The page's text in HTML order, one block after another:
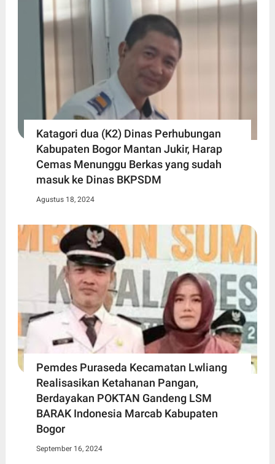
Katagori dua (K2) Dinas Perhubungan
Kabupaten Bogor Mantan Jukir, Harap
Cemas Menunggu Berkas yang sudah
masuk ke Dinas BKPSDM
Agustus 18, 2024
Pemdes Puraseda Kecamatan Lwliang
Realisasikan Ketahanan Pangan,
Berdayakan POKTAN Gandeng LSM
BARAK Indonesia Marcab Kabupaten
Bogor
September 16, 2024